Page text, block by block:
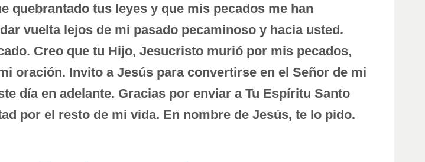
quebrantado tus leyes y que mis pecados me han
vuelta lejos de mi pasado pecaminoso y hacia usted.
Creo que tu Hijo, Jesucristo murió por mis pecados,
oración. Invito a Jesús para convertirse en el Señor de mi
día en adelante. Gracias por enviar a Tu Espíritu Santo
por el resto de mi vida. En nombre de Jesús, te lo pido.